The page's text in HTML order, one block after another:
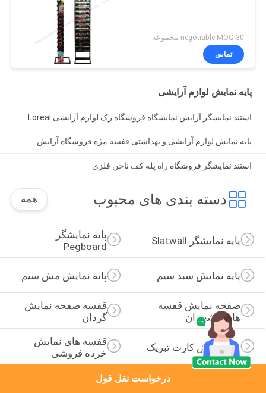
negotiable MOQ:30 مجموعه
تماس
پایه نمایش لوازم آرایشی
استند نمایشگر آرایش نمایشگاه فروشگاه رک لوازم آرایشی Loreal
پایه نمایش لوازم آرایشی و بهداشتی قفسه مژه فروشگاه آرایش
استند نمایشگر فروشگاه راه پله کف ناخن فلزی
دسته بندی های محبوب همه
پایه نمایشگر
Pegboard
پایه نمایشگر Slatwall
پایه نمایش مش سیم پایه نمایش سبد سیم
قفسه صفحه نمایش
گردان
صفحه نمایش قفسه
های پیشخوان
قفسه های نمایش
خرده فروشی
رک نمایش کارت تبریک
درخواست نقل قول